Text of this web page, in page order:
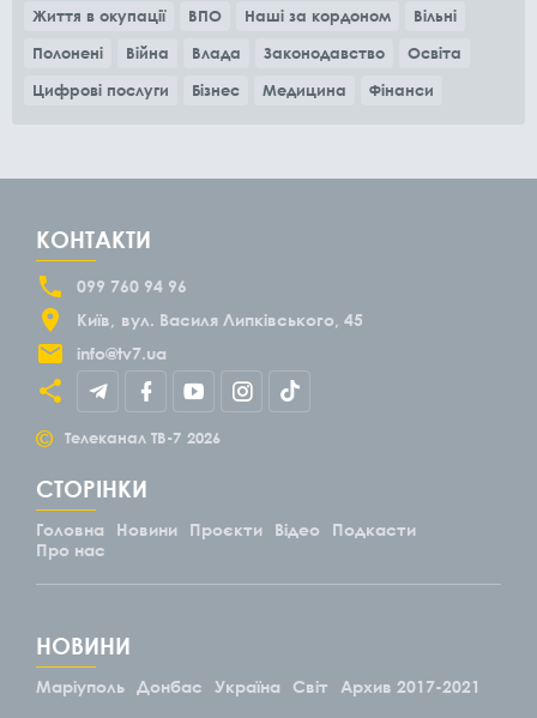
Життя в окупації
ВПО Наші за кордоном
Вільні
Полонені
Війна Влада Законодавство
Освіта
Цифрові послуги
Бізнес Медицина Фінанси
КОНТАКТИ
099 760 94 96
Київ
вул. Василя Липківського, 45
info@tv7.ua
© Телеканал ТВ-7 2026
СТОРІНКИ
Головна Новини Проєкти Відео
Подкасти
Про нас
НОВИНИ
Маріуполь Донбас Україна Світ Архив 2017-2021